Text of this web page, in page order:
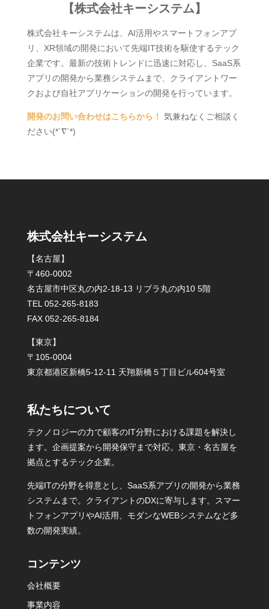
【株式会社キーシステム】
株式会社キーシステムは、AI活用やスマートフォンアプ
リ、XR領域の開発において先端IT技術を駆使するテック
企業です。最新の技術トレンドに迅速に対応し、SaaS系
アプリの開発から業務システムまで、クライアントワー
クおよび自社アプリケーションの開発を行っています。
開発のお問い合わせはこちらから！ 気兼ねなくご相談く
ださい(*´∇`*)
株式会社キーシステム
【名古屋】
〒460-0002
名古屋市中区丸の内2-18-13 リブラ丸の内10 5階
TEL 052-265-8183
FAX 052-265-8184
【東京】
〒105-0004
東京都港区新橋5-12-11 天翔新橋５丁目ビル604号室
私たちについて
テクノロジーの力で顧客のIT分野における課題を解決し
ます。企画提案から開発保守まで対応。東京・名古屋を
拠点とするテック企業。
先端ITの分野を得意とし、SaaS系アプリの開発から業務
システムまで。クライアントのDXに寄与します。スマー
トフォンアプリやAI活用、モダンなWEBシステムなど多
数の開発実績。
コンテンツ
会社概要
事業内容